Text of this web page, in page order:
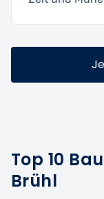
Top 10
Brühl